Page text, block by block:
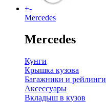
+-
Mercedes
Mercedes
Кунги
Крышка кузова
Багажники и рейлинги
Аксессуары
Вкладыш в кузов